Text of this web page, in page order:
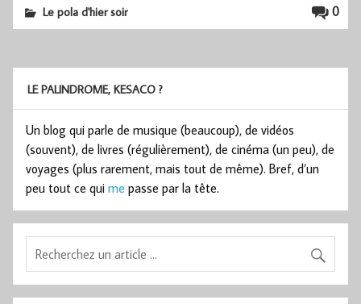
0
Le pola d'hier soir
LE PALINDROME, KESACO ?
Un blog qui parle de musique (beaucoup), de vidéos
(souvent), de livres (régulièrement), de cinéma (un peu), de
voyages (plus rarement, mais tout de même). Bref, d’un
peu tout ce qui me passe par la tête.